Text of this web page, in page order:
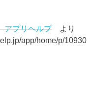
プリヘルプより
app/home/p/10930